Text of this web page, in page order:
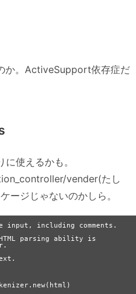
か。ActiveSupport依存症だ
使えるかも。
vender(たし
ージじゃないのかしら。
input, including comments.